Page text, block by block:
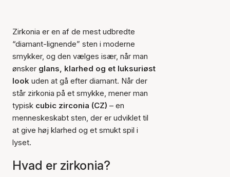
Zirkonia er en af de mest udbredte
“diamant-lignende” sten i moderne
smykker, og den vælges især, når man
ønsker glans, klarhed og et luksuriøst
look uden at gå efter diamant. Når der
står zirkonia på et smykke, mener man
typisk cubic zirconia (CZ) – en
menneskeskabt sten, der er udviklet til
at give høj klarhed og et smukt spil i
lyset.
Hvad er zirkonia?